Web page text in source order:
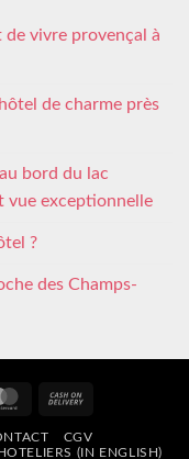
de vivre provençal à
de charme près
bord du lac
vue exceptionnelle
?
des Champs-
MasterCard
Delivery
CGV
(IN ENGLISH)